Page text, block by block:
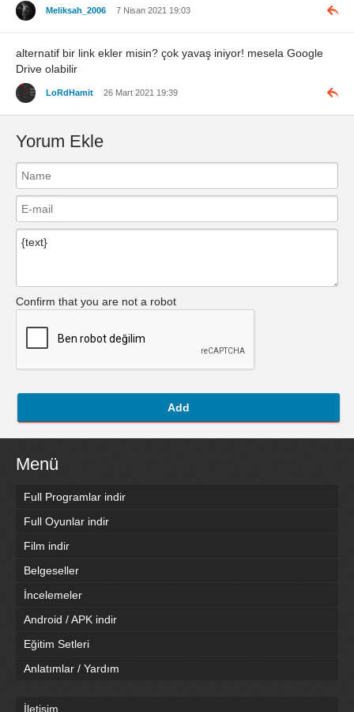
Meliksah_2006 7 Nisan 2021 19:03
alternatif bir link ekler misin? çok yavaş iniyor! mesela Google
Drive olabilir
LoRdHamit 26 Mart 2021 19:39
Yorum Ekle
Confirm that you are not a robot
Add
Menü
Full Programlar indir
Full Oyunlar indir
Film indir
Belgeseller
İncelemeler
Android / APK indir
Eğitim Setleri
Anlatımlar / Yardım
İletişim